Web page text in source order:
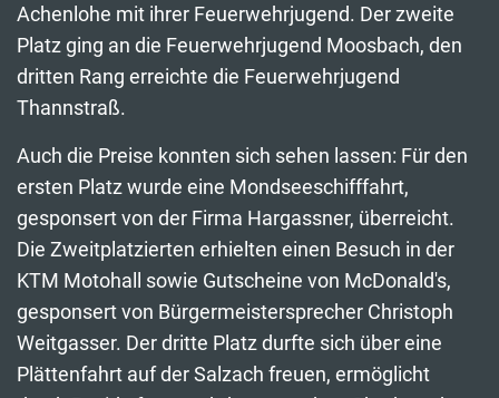
Achenlohe mit ihrer Feuerwehrjugend. Der zweite
Platz ging an die Feuerwehrjugend Moosbach, den
dritten Rang erreichte die Feuerwehrjugend
Thannstraß.
Auch die Preise konnten sich sehen lassen: Für den
ersten Platz wurde eine Mondseeschifffahrt,
gesponsert von der Firma Hargassner, überreicht.
Die Zweitplatzierten erhielten einen Besuch in der
KTM Motohall sowie Gutscheine von McDonald's,
gesponsert von Bürgermeistersprecher Christoph
Weitgasser. Der dritte Platz durfte sich über eine
Plättenfahrt auf der Salzach freuen, ermöglicht